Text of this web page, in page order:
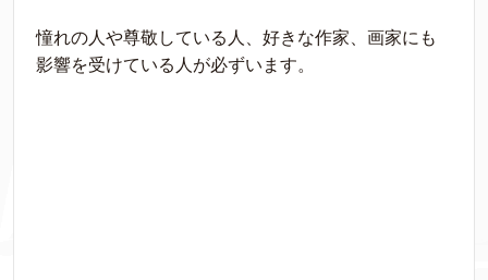
憧れの人や尊敬している人、好きな作家、画家にも
影響を受けている人が必ずいます。